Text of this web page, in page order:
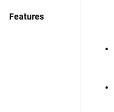
Features